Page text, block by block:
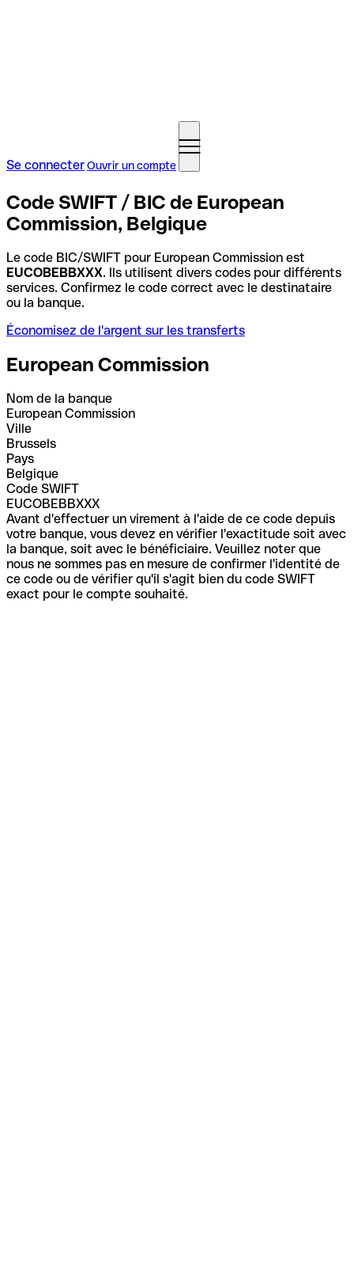
Se connecterOuvrir un compte
Code SWIFT / BIC de European
Commission, Belgique
Le code BIC/SWIFT pour European Commission est
EUCOBEBBXXX. Ils utilisent divers codes pour différents
services. Confirmez le code correct avec le destinataire
ou la banque.
Économisez de l'argent sur les transferts
European Commission
Nom de la banque
European Commission
Ville
Brussels
Pays
Belgique
Code SWIFT
EUCOBEBBXXX
Avant d'effectuer un virement à l'aide de ce code depuis
votre banque, vous devez en vérifier l'exactitude soit avec
la banque, soit avec le bénéficiaire. Veuillez noter que
nous ne sommes pas en mesure de confirmer l'identité de
ce code ou de vérifier qu'il s'agit bien du code SWIFT
exact pour le compte souhaité.